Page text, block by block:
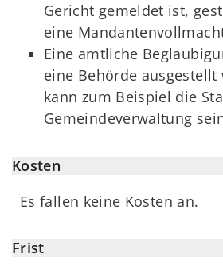
Gericht gemeldet ist,
eine
Eine amtliche
eine Behörde ausgestellt
kann zum Beispiel die
Gemeindeverwaltung
Kosten
Es fallen keine Kosten an.
Frist